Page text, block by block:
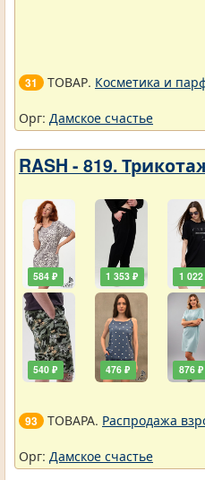
31 ТОВАР. Косметика и
Орг: Дамское счастье
RASH - 819.
584 ₽
540 ₽
1 353 ₽
476 ₽
1 022
876 ₽
93 ТОВАРА. Распродажа
Орг: Дамское счастье